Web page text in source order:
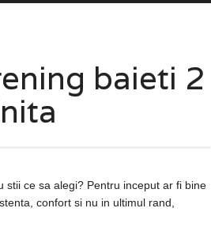
baieti 2
ce sa alegi? Pentru inceput ar fi bine
confort si nu in ultimul rand,